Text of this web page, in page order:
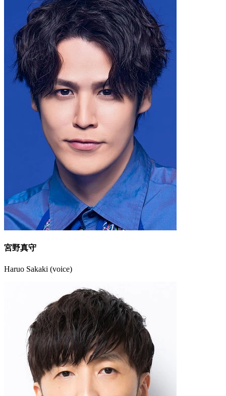
宮野真守
Haruo Sakaki (voice)